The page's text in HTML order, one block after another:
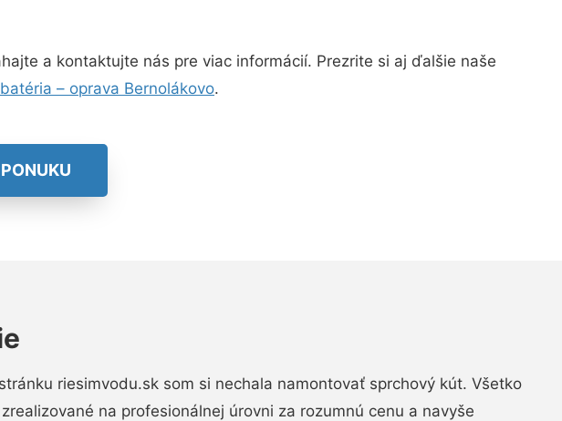
a kontaktujte nás pre viac informácií. Prezrite si aj ďalšie naše
– oprava Bernolákovo.
riesimvodu.sk som si nechala namontovať sprchový kút. Všetko
na profesionálnej úrovni za rozumnú cenu a navyše